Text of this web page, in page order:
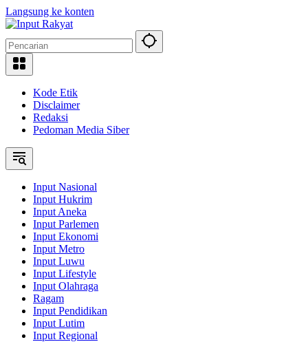
Langsung ke konten
Kode Etik
Disclaimer
Redaksi
Pedoman Media Siber
Input Nasional
Input Hukrim
Input Aneka
Input Parlemen
Input Ekonomi
Input Metro
Input Luwu
Input Lifestyle
Input Olahraga
Ragam
Input Pendidikan
Input Lutim
Input Regional